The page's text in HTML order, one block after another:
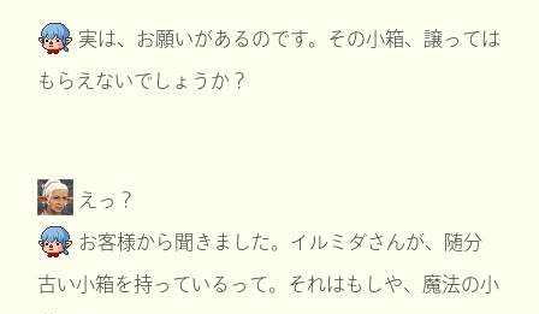
実は、お願いがあるのです。その小箱、譲っては
もらえないでしょうか？
えっ？
お客様から聞きました。イルミダさんが、随分
古い小箱を持っているって。それはもしや、魔法の小